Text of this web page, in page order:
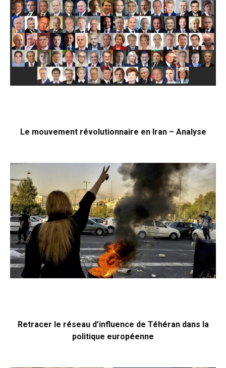
Le mouvement révolutionnaire en Iran – Analyse
Retracer le réseau d’influence de Téhéran dans la
politique européenne